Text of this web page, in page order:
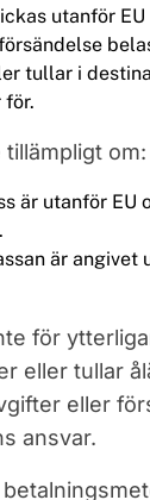
utanför
tullar i
för.
om:
är utanför EU
är angivet
för
eller tullar
eller
ansvar.